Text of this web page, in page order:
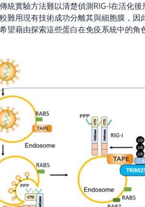
統實驗方法難以清楚偵測RIG-I在活化
難用現有技術成功分離其與細胞膜，
望藉由探索這些蛋白在免疫系統中的角